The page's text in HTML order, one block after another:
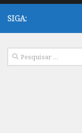
SIGA:
Pesquisar
por: